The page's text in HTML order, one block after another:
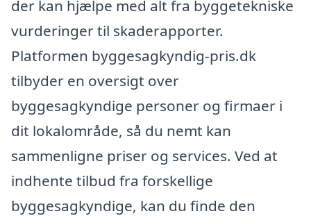
der kan hjælpe med alt fra byggetekniske
vurderinger til skaderapporter.
Platformen byggesagkyndig-pris.dk
tilbyder en oversigt over
byggesagkyndige personer og firmaer i
dit lokalområde, så du nemt kan
sammenligne priser og services. Ved at
indhente tilbud fra forskellige
byggesagkyndige, kan du finde den